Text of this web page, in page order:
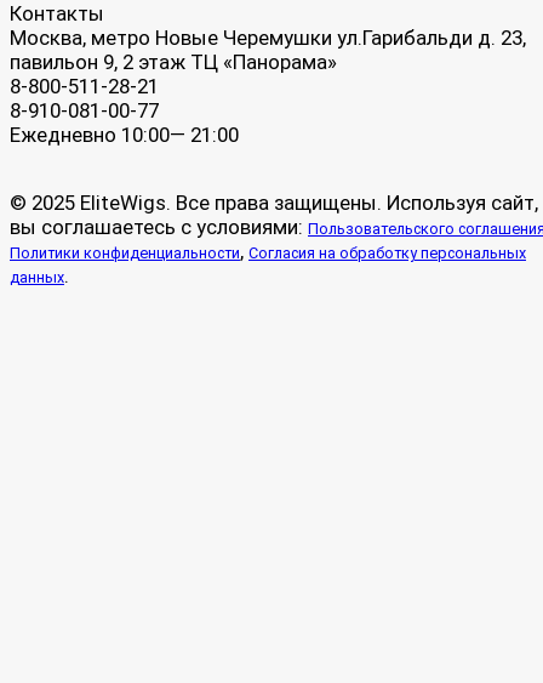
Контакты
Москва, метро Новые Черемушки ул.Гарибальди д. 23,
павильон 9, 2 этаж ТЦ «Панорама»
8-800-511-28-21
8-910-081-00-77
Ежедневно 10:00— 21:00
© 2025 EliteWigs. Все права защищены. Используя сайт,
вы соглашаетесь с условиями: Пользовательского
Политики конфиденциальности, Согласия на обработку персональных
данных.